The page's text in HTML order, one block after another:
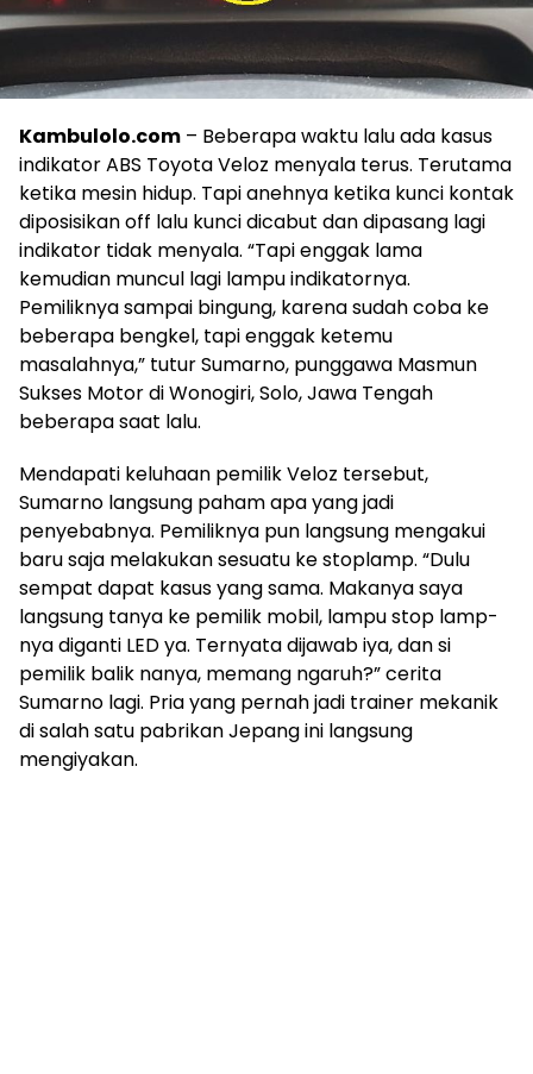
Kambulolo.com – Beberapa waktu lalu ada kasus
indikator ABS Toyota Veloz menyala terus. Terutama
ketika mesin hidup. Tapi anehnya ketika kunci kontak
diposisikan off lalu kunci dicabut dan dipasang lagi
indikator tidak menyala. “Tapi enggak lama
kemudian muncul lagi lampu indikatornya.
Pemiliknya sampai bingung, karena sudah coba ke
beberapa bengkel, tapi enggak ketemu
masalahnya,” tutur Sumarno, punggawa Masmun
Sukses Motor di Wonogiri, Solo, Jawa Tengah
beberapa saat lalu.
Mendapati keluhaan pemilik Veloz tersebut,
Sumarno langsung paham apa yang jadi
penyebabnya. Pemiliknya pun langsung mengakui
baru saja melakukan sesuatu ke stoplamp. “Dulu
sempat dapat kasus yang sama. Makanya saya
langsung tanya ke pemilik mobil, lampu stop lamp-
nya diganti LED ya. Ternyata dijawab iya, dan si
pemilik balik nanya, memang ngaruh?” cerita
Sumarno lagi. Pria yang pernah jadi trainer mekanik
di salah satu pabrikan Jepang ini langsung
mengiyakan.